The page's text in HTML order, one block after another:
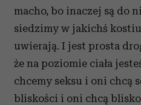
macho, bo inaczej są do
siedzimy w jakichś
uwierają. I jest prosta
że na poziomie ciała
chcemy seksu i oni chcą
bliskości i oni chcą